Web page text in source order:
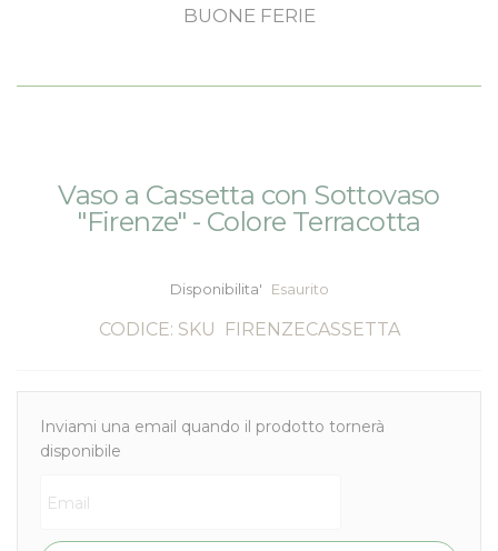
BUONE FERIE
all'inizioVaso a Cassetta con Sottovaso
"Firenze" - Colore Terracotta
Disponibilita' Esaurito
CODICE: SKU FIRENZECASSETTA
Inviami una email quando il prodotto tornerà
disponibile